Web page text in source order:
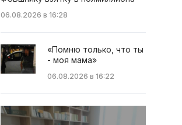
06.08.2026 в 16:28
«Помню только, что ты
- моя мама»
06.08.2026 в 16:22